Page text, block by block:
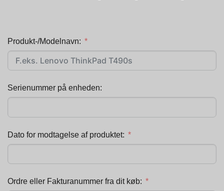
Produkt-/Modelnavn:
Serienummer på enheden:
Dato for modtagelse af produktet:
Ordre eller Fakturanummer fra dit køb: